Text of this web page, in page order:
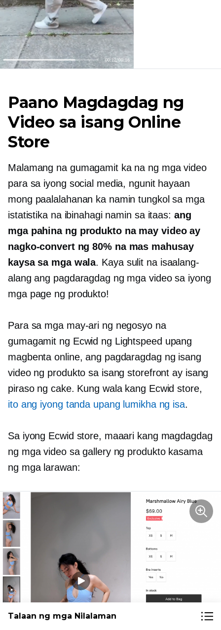
Paano Magdagdag ng
Video sa isang Online
Store
Malamang na gumagamit ka na ng mga video
para sa iyong social media, ngunit hayaan
mong paalalahanan ka namin tungkol sa mga
istatistika na ibinahagi namin sa itaas: ang
mga pahina ng produkto na may video ay
nagko-convert ng 80% na mas mahusay
kaysa sa mga wala. Kaya sulit na isaalang-
alang ang pagdaragdag ng mga video sa iyong
mga page ng produkto!
Para sa mga may-ari ng negosyo na
gumagamit ng Ecwid ng Lightspeed upang
magbenta online, ang pagdaragdag ng isang
video ng produkto sa isang storefront ay isang
piraso ng cake. Kung wala kang Ecwid store,
ito ang iyong tanda upang lumikha ng isa.
Sa iyong Ecwid store, maaari kang magdagdag
ng mga video sa gallery ng produkto kasama
ng mga larawan:
Talaan ng mga Nilalaman